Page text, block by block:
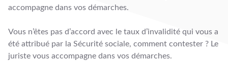
accompagne dans vos démarches.
Vous n’êtes pas d’accord avec le taux d’invalidité qui vous a
été attribué par la Sécurité sociale, comment contester ? Le
juriste vous accompagne dans vos démarches.